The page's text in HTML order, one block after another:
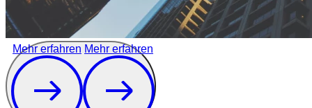
Mehr erfahren Mehr erfahren